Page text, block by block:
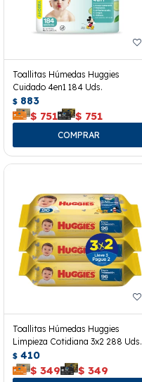
Toallitas Húmedas Huggies
Cuidado 4en1 184 Uds.
$ 883
$ 751 $ 751
Toallitas Húmedas Huggies
Limpieza Cotidiana 3x2 288 Uds.
$ 410
$ 349 $ 349